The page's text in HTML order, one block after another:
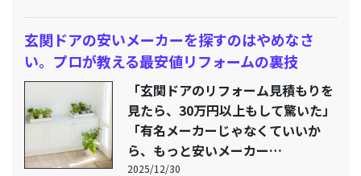
玄関ドアの安いメーカーを探すのはやめなさ
い。プロが教える最安値リフォームの裏技
「玄関ドアのリフォーム見積もりを
見たら、30万円以上もして驚いた」
「有名メーカーじゃなくていいか
ら、もっと安いメーカー…
2025/12/30